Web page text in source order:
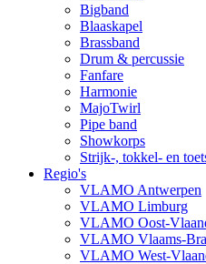
Bigband
Blaaskapel
Brassband
Drum & percussie
Fanfare
Harmonie
MajoTwirl
Pipe band
Showkorps
Strijk-, tokkel- en
Regio's
VLAMO Antwerpen
VLAMO Limburg
VLAMO Oost-
VLAMO Vlaams-
VLAMO West-